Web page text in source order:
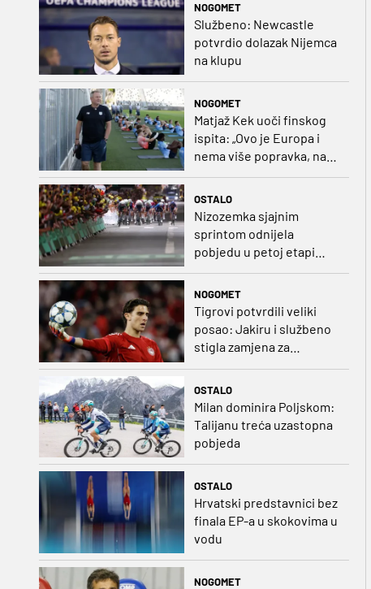
NOGOMET
Službeno: Newcastle
potvrdio dolazak Nijemca
na klupu
NOGOMET
Matjaž Kek uoči finskog
ispita: „Ovo je Europa i
nema više popravka, na
Rujevici se nešto pita i
OSTALO
Nizozemka sjajnim
sprintom odnijela
pobjedu u petoj etapi
NOGOMET
Tigrovi potvrdili veliki
posao: Jakiru i službeno
stigla zamjena za
OSTALO
Milan dominira Poljskom:
Talijanu treća uzastopna
pobjeda
OSTALO
Hrvatski predstavnici bez
finala EP-a u skokovima u
vodu
NOGOMET